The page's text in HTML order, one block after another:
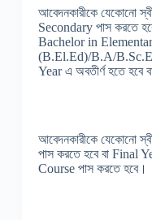
আবেদনকারীকে যেকোনো
Secondary পাস করতে
Bachelor in
(B.El.Ed)/B.A/
Year এ অবতীর্ণ হতে হবে
আবেদনকারীকে যেকোনো
পাস করতে হবে বা Final
Course পাস করতে হবে।